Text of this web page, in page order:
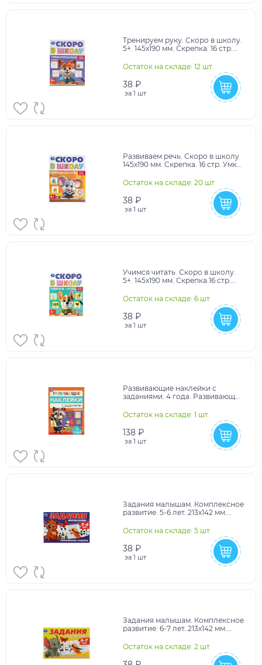
Тренируем руку. Скоро в школу.
5+. 145х190 мм. Скрепка. 16 стр.
Остаток на складе: 12 шт
38 ₽
за 1 шт
Развиваем речь. Скоро в школу.
145х190 мм. Скрепка. 16 стр. Умка
Остаток на складе: 20 шт
38 ₽
за 1 шт
Учимся читать. Скоро в школу.
5+. 145х190 мм. Скрепка.16 стр.
Остаток на складе: 6 шт
38 ₽
за 1 шт
Развивающие наклейки с
заданиями. 4 года. Развивающие
в кор.50шт
Остаток на складе: 1 шт
138 ₽
за 1 шт
Задания малышам. Комплексное
развитие. 5-6 лет. 213х142 мм.
Остаток на складе: 5 шт
38 ₽
за 1 шт
Задания малышам. Комплексное
развитие. 6-7 лет. 213х142 мм.
Остаток на складе: 2 шт